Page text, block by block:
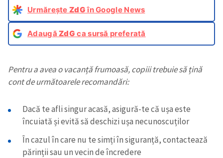
Urmărește ZdGîn Google News
AdaugăZdG ca sursă preferată
Pentru a avea o vacanță frumoasă, copiii trebuie să țină
cont de următoarele recomandări:
Dacă te afli singur acasă, asigură-te că ușa este
încuiată și evită să deschizi ușa necunoscuților
În cazul în care nu te simți în siguranță, contactează
părinții sau un vecin de încredere